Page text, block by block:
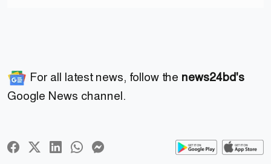
For all latest news, follow the news24bd's
Google News channel.